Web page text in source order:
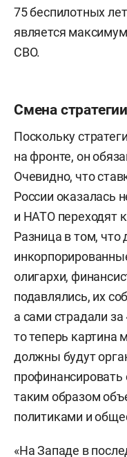
75 беспилотных
является
СВО.
Смена стратегии
Поскольку
на фронте, он
Очевидно, что
России оказалась
и НАТО переходят
Разница в том, что
олигархи,
подавлялись, их
а сами страдали
то теперь картина
должны будут
таким образом
политиками и
«На Западе в